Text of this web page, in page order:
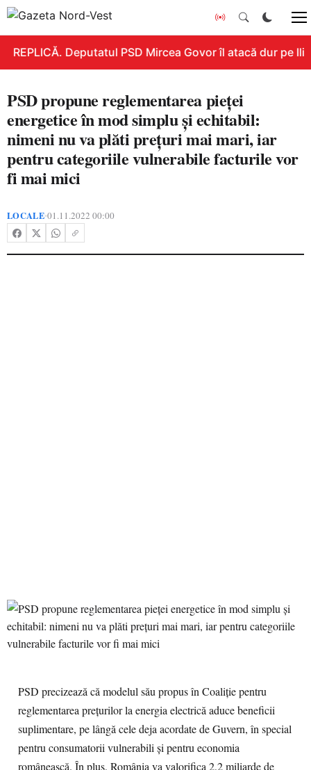
REPLICĂ. Deputatul PSD Mircea Govor îl atacă dur pe
PSD propune reglementarea pieței
energetice în mod simplu și echitabil:
nimeni nu va plăti prețuri mai mari, iar
pentru categoriile vulnerabile facturile vor
fi mai mici
LOCALE•01.11.2022 00:00
PSD precizează că modelul său propus în Coaliție pentru
reglementarea prețurilor la energia electrică aduce beneficii
suplimentare, pe lângă cele deja acordate de Guvern, în special
pentru consumatorii vulnerabili și pentru economia
românească. În plus, România va valorifica 2,2 miliarde de